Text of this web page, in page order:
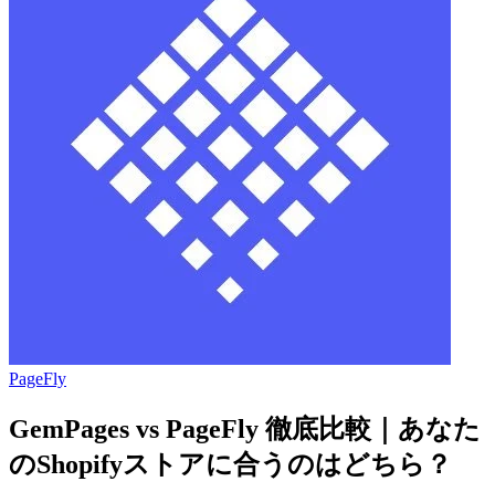
PageFly
GemPages vs PageFly 徹底比較｜あなた
のShopifyストアに合うのはどちら？